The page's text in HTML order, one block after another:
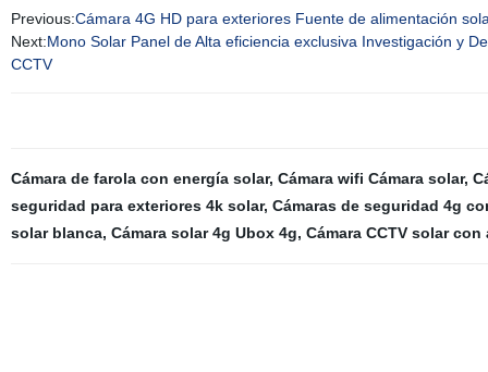
Previous:Cámara 4G HD para exteriores Fuente de alimentación
Next:Mono Solar Panel de Alta eficiencia exclusiva Investigación y
CCTV
Cámara de farola con energía solar, Cámara wifi Cámara solar,
seguridad para exteriores 4k solar, Cámaras de seguridad 4g
solar blanca, Cámara solar 4g Ubox 4g, Cámara CCTV solar con